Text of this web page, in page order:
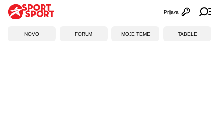
Otvori
Prijava
NOVO FORUM MOJE TEME TABELE